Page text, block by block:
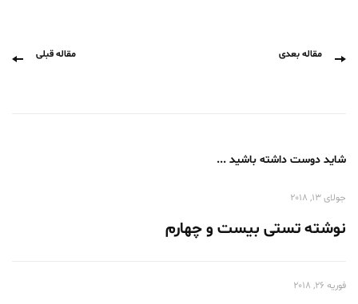
مقاله قبلی مقاله بعدی
شاید دوست داشته باشید ...
جولای 13, 2018
نوشته تستی بیست و چهارم
فوریه 26, 2018